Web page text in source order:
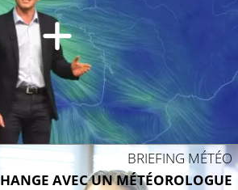
BRIEFING MÉTÉO
AVEC UN MÉTÉOROLOGUE